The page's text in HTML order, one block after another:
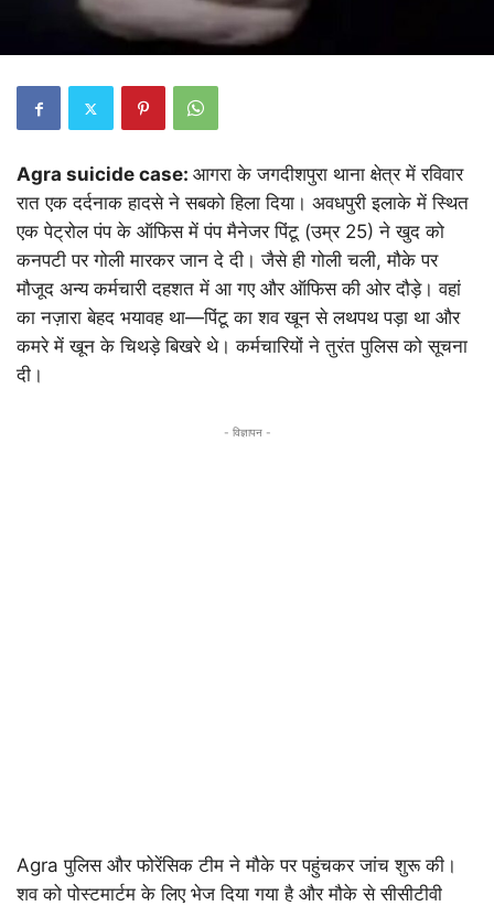
Agra suicide case: आगरा के जगदीशपुरा थाना क्षेत्र में रविवार
रात एक दर्दनाक हादसे ने सबको हिला दिया। अवधपुरी इलाके में स्थित
एक पेट्रोल पंप के ऑफिस में पंप मैनेजर पिंटू (उम्र 25) ने खुद को
कनपटी पर गोली मारकर जान दे दी। जैसे ही गोली चली, मौके पर
मौजूद अन्य कर्मचारी दहशत में आ गए और ऑफिस की ओर दौड़े। वहां
का नज़ारा बेहद भयावह था—पिंटू का शव खून से लथपथ पड़ा था और
कमरे में खून के चिथड़े बिखरे थे। कर्मचारियों ने तुरंत पुलिस को सूचना
दी।
- विज्ञापन -
Agra पुलिस और फोरेंसिक टीम ने मौके पर पहुंचकर जांच शुरू की।
शव को पोस्टमार्टम के लिए भेज दिया गया है और मौके से सीसीटीवी